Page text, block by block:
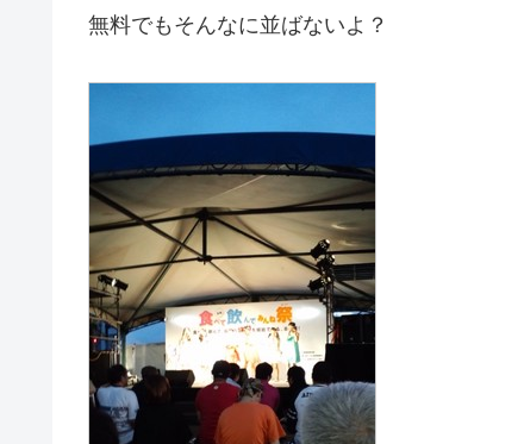
無料でもそんなに並ばないよ？